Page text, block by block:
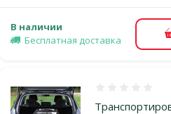
В наличии
Бесплатная доставка